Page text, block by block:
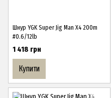
Шнур YGK Super Jig Man X4 200m
#0.6/12lb
1 418 грн
Купити